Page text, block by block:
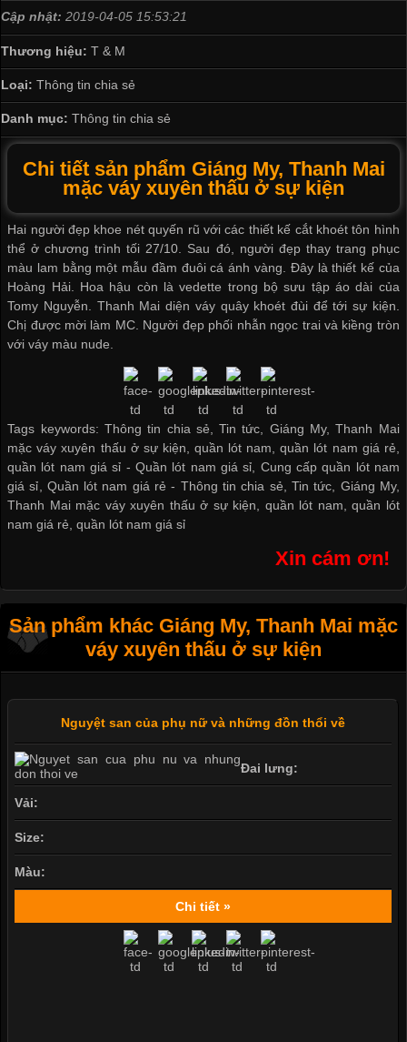
Cập nhật: 2019-04-05 15:53:21
Thương hiệu: T & M
Loại: Thông tin chia sẻ
Danh mục: Thông tin chia sẻ
Chi tiết sản phẩm Giáng My, Thanh Mai
mặc váy xuyên thấu ở sự kiện
Hai người đẹp khoe nét quyến rũ với các thiết kế cắt khoét tôn hình
thể ở chương trình tối 27/10. Sau đó, người đẹp thay trang phục
màu lam bằng một mẫu đầm đuôi cá ánh vàng. Đây là thiết kế của
Hoàng Hải. Hoa hậu còn là vedette trong bộ sưu tập áo dài của
Tomy Nguyễn. Thanh Mai diện váy quây khoét đùi để tới sự kiện.
Chị được mời làm MC. Người đẹp phối nhẫn ngọc trai và kiềng tròn
với váy màu nude.
Tags keywords: Thông tin chia sẻ, Tin tức, Giáng My, Thanh Mai
mặc váy xuyên thấu ở sự kiện, quần lót nam, quần lót nam giá rẻ,
quần lót nam giá sỉ -Quần lót nam giá sỉ
Cung cấp quần lót nam
giá sỉ
Quần lót nam giá rẻ - Thông tin chia sẻ Tin tức Giáng My,
Thanh Mai mặc váy xuyên thấu ở sự kiện
quần lót nam ,quần lót
nam giá rẻ ,quần lót nam giá sỉ
Xin cám ơn!
Sản phẩm khác Giáng My, Thanh Mai mặc
váy xuyên thấu ở sự kiện
Nguyệt san của phụ nữ và những đồn thổi về
Đai lưng:
Vải:
Size:
Màu:
Chi tiết »